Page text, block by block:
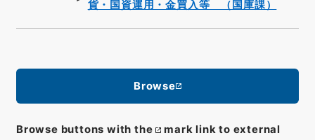
貨・国資運用・金買入等 （国庫課）
Browse
Browse buttons with the
mark link to external